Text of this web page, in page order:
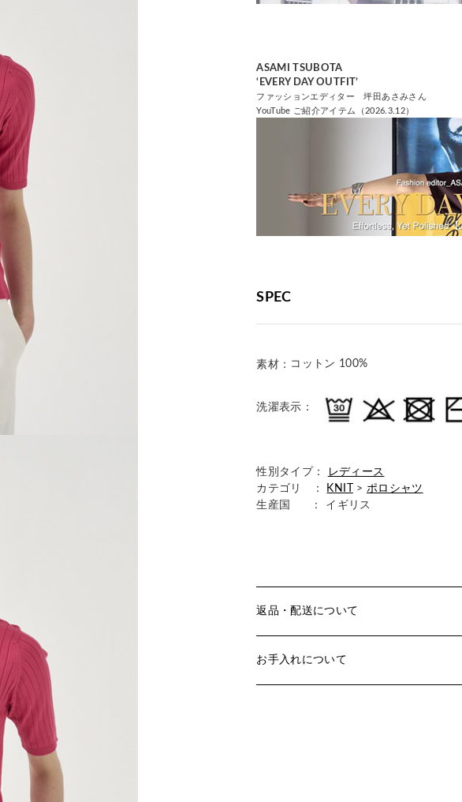
ASAMI TSUBOTA
‘EVERY DAY OUTFIT’
ファッションエディター 坪田あさみさん
YouTube ご紹介アイテム（2026.3.12）
SPEC
素材： コットン 100%
洗濯表示：
性別タイプ：
レディース
カテゴリ ：
KNIT > ポロシャツ
生産国
： イギリス
返品・配送について
お手入れについて